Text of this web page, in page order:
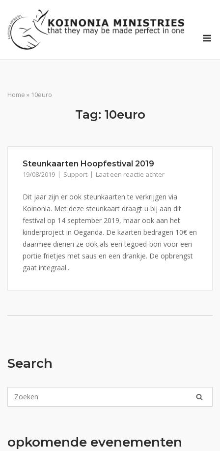
naar
de
inhoud
Home » 10euro
Tag: 10euro
Steunkaarten Hoopfestival 2019
19/08/2019 Support Laat een reactie achter
Dit jaar zijn er ook steunkaarten te verkrijgen via
Koinonia. Met deze steunkaart draagt u bij aan dit
festival op 14 september 2019, maar ook aan het
kinderproject in Oeganda. De kaarten bedragen 10€ en
daarmee dienen ze ook als een tegoed-bon voor een
portie frietjes met saus en een drankje. De opbrengst
gaat integraal...
Search
opkomende evenementen